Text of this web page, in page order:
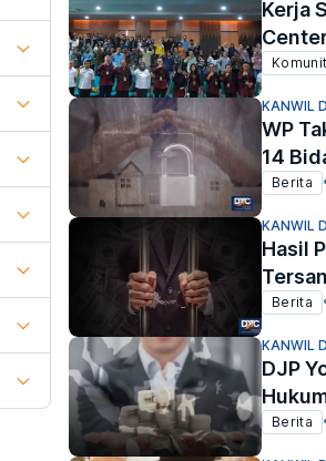
Kerja
KANWIL
WP
14
Berita
KANWIL
Hasil
Berita
KANWIL
DJP
Berita